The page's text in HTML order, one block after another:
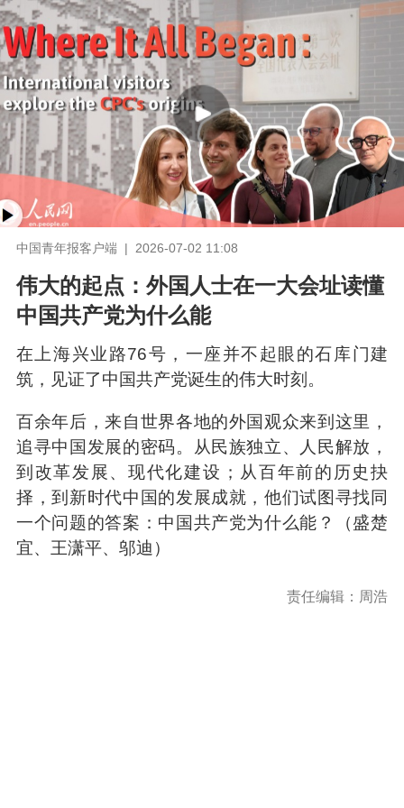
中国青年报客户端 | 2026-07-02 11:08
伟大的起点：外国人士在一大会址读懂
中国共产党为什么能
在上海兴业路76号，一座并不起眼的石库门建
筑，见证了中国共产党诞生的伟大时刻。
百余年后，来自世界各地的外国观众来到这里，
追寻中国发展的密码。从民族独立、人民解放，
到改革发展、现代化建设；从百年前的历史抉
择，到新时代中国的发展成就，他们试图寻找同
一个问题的答案：中国共产党为什么能？（盛楚
宜、王潇平、邬迪）
责任编辑：周浩